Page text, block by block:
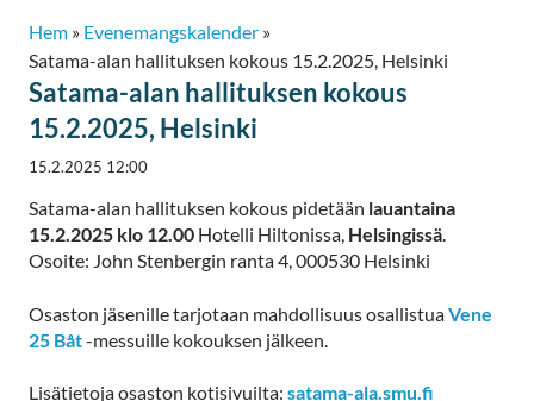
Hem » Evenemangskalender »
Satama-alan hallituksen kokous 15.2.2025, Helsinki
Satama-alan hallituksen kokous
15.2.2025, Helsinki
15.2.2025 12:00
Satama-alan hallituksen kokous pidetään lauantaina
15.2.2025 klo 12.00 Hotelli Hiltonissa, Helsingissä.
Osoite: John Stenbergin ranta 4, 000530 Helsinki
Osaston jäsenille tarjotaan mahdollisuus osallistuaVene
25 Båt-messuille kokouksen jälkeen.
Lisätietoja osaston kotisivuilta: satama-ala.smu.fi